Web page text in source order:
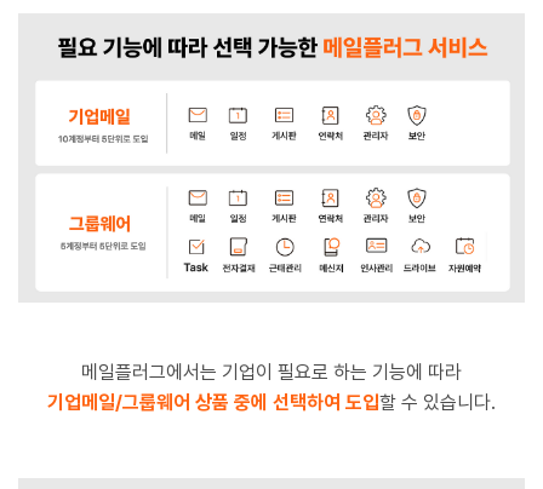
메일플러그에서는 기업이 필요로 하는 기능에 따라
기업메일/그룹웨어 상품 중에 선택하여 도입할 수 있습니다.